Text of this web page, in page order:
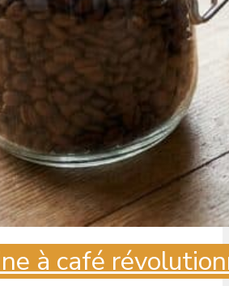
à café